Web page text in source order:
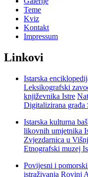
Teme
Kviz
Kontakt
Impressum
Linkovi
Istarska
Leksikografski
književnika Istre
Digitalizirana građa
Istarska kulturna
likovnih umjetnika
Zvjezdarnica u
Etnografski muzej
Povijesni i
istraživanja Rovinj